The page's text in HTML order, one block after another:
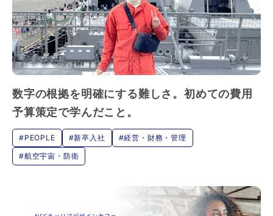
数字の根拠を明確にする難しさ。初めての費用
予算策定で学んだこと。
#PEOPLE #新卒入社
#経営・財務・管理
#航空宇宙・防衛